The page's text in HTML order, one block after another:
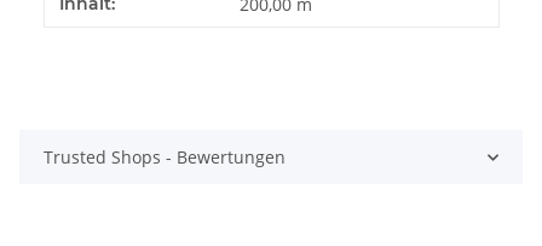
Trusted Shops - Bewertungen